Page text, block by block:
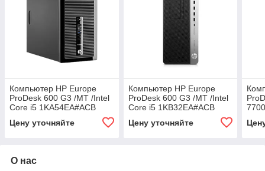
Компьютер HP Europe
ProDesk 600 G3 /MT /Intel
Core i5 1KA54EA#ACB
Цену уточняйте
Компьютер HP Europe
ProDesk 600 G3 /MT /Intel
Core i5 1KB32EA#ACB
Цену уточняйте
О нас